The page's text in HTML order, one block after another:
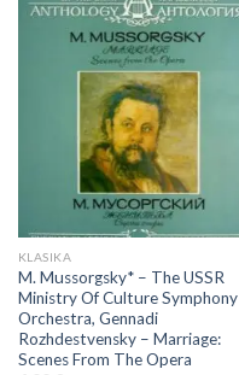
KLASIKA
M. Mussorgsky* – The USSR
Ministry Of Culture Symphony
Orchestra, Gennadi
Rozhdestvensky ‎– Marriage:
Scenes From The Opera